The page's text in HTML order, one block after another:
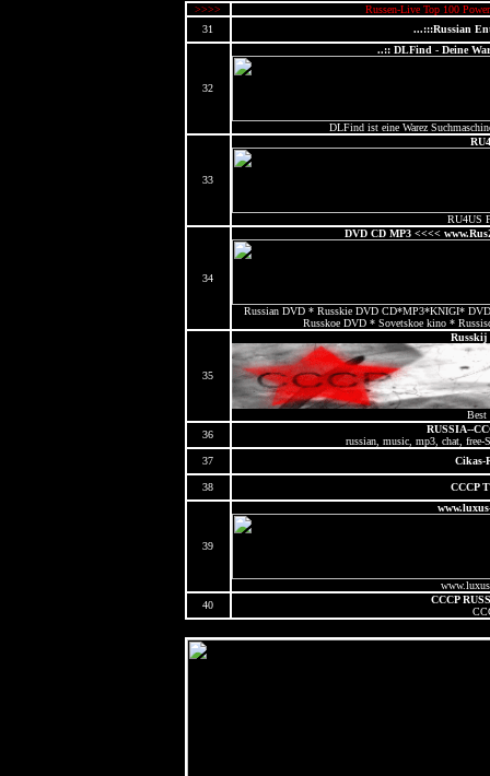
>>>>
Russen-Live Top 100
31
...:::Russian
32
..:: DLFind - Deine
DLFind ist eine Warez
33
RU4US
34
DVD CD MP3 <<<<
Russian DVD * Russkie DVD CD*MP3*KNIGI*
Russkoe DVD * Sovetskoe kino *
35
Russkij
Best
36
RUSSIA--
russian, music, mp3, chat,
37
Cikas-
38 CCCP
39
40
CCCP